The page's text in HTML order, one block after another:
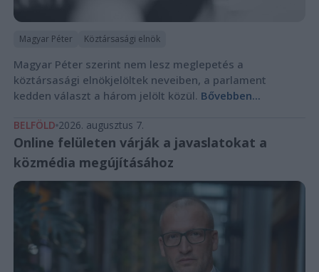
Magyar Péter Köztársasági elnök
Magyar Péter szerint nem lesz meglepetés a
köztársasági elnökjelöltek neveiben, a parlament
kedden választ a három jelölt közül. Bővebben...
BELFÖLD 2026. augusztus 7.
Online felületen várják a javaslatokat a
közmédia megújításához